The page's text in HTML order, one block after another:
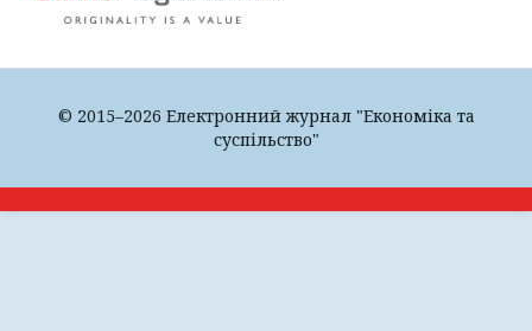
© 2015–2026 Електронний журнал "Економіка та
суспільство"